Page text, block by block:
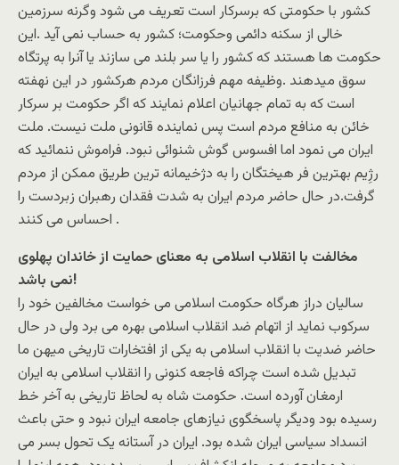
کشور با حکومتی که برسرکار است تعریف می شود وگرنه سرزمین
خالی از سکنه دائمی وحکومت؛ کشور به حساب نمی آید .این
حکومت ها هستند که کشور را یا سر بلند می سازند یا آنرا به پرتگاه
سوق میدهند .وظیفه مهم فرزانگان مردم هرکشور در این نهفته
است که به تمام جهانیان اعلام نمایند که اگر حکومت بر سرکار
خائن به منافع مردم است پس نماینده قانونی ملت نیست. ملت
ایران می نمود اما افسوس گوش شنوائی نبود. فراموش ننمائید که
رژِیم بهترین فر هیختگان را به دژخیمانه ترین طریق ممکن از مردم
گرفت.در حال حاضر مردم ایران به شدت فقدان رهبران زبردست را
احساس می کنند .
مخالفت با انقلاب اسلامی به معنای حمایت از خاندان پهلوی
نمی باشد!
سالیان دراز هرگاه حکومت اسلامی می خواست مخالفین خود را
سرکوب نماید از اتهام ضد انقلاب اسلامی بهره می برد ولی در حال
حاضر ضدیت با انقلاب اسلامی به یکی از افتخارات تاریخی میهن ما
تبدیل شده است چراکه فاجعه کنونی را انقلاب اسلامی به ایران
ارمغان آورده است. حکومت شاه به لحاظ تاریخی به آخر خط
رسیده بود ودیگر پاسخگوی نیازهای جامعه ایران نبود و حتی باعث
انسداد سیاسی ایران شده بود. ایران در آستانه یک تحول بسر می